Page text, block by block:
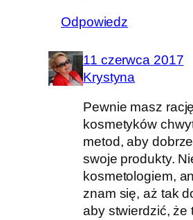
Odpowiedz
11 czerwca 2017
Krystyna
Pewnie masz
kosmetyków
metod, aby
swoje produkty.
kosmetologiem,
znam się, aż tak
aby stwierdzić, że